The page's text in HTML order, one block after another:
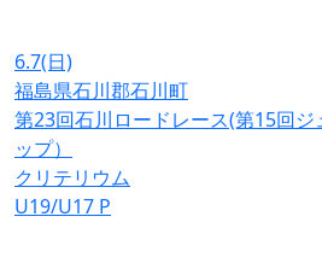
6.7(日)
福島県石川郡石川町
第23回石川ロードレース(第15回
ップ）
クリテリウム
U19/U17 P